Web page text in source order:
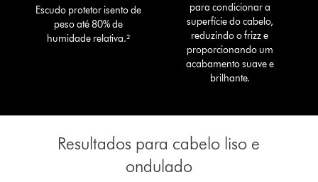
Escudo protetor isento de
peso até 80% de
humidade relativa.²
para condicionar a
superfície do cabelo,
reduzindo o frizz e
proporcionando um
acabamento suave e
brilhante.
Resultados para cabelo liso e
ondulado